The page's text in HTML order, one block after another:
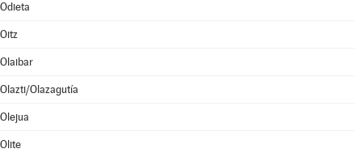
Odieta
Oitz
Olaibar
Olazti/Olazagutía
Olejua
Olite